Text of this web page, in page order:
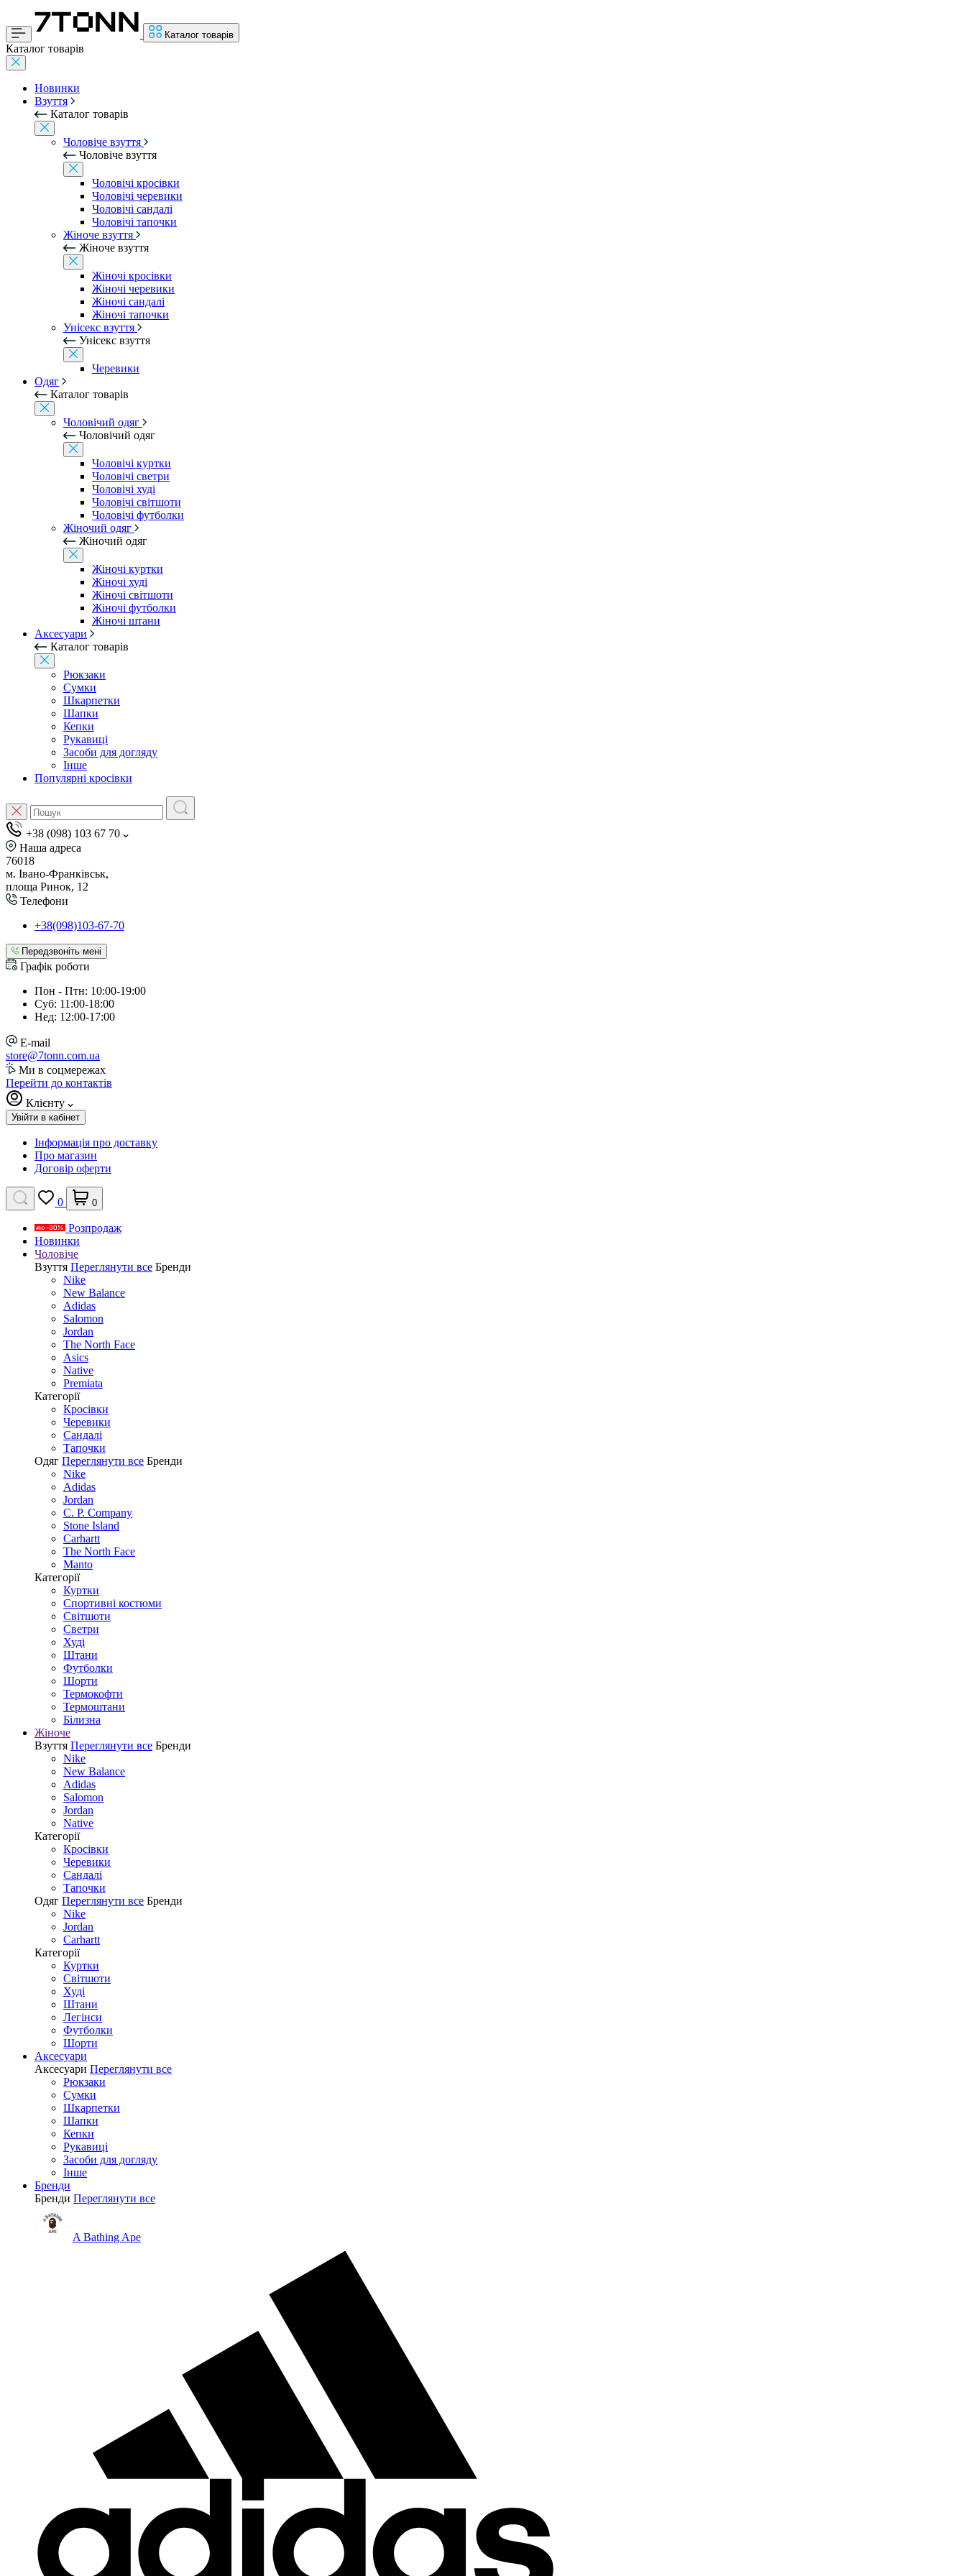
Каталог товарів
Каталог товарів
Новинки
Взуття
Каталог товарів
Чоловіче взуття
Чоловіче взуття
Чоловічі кросівки
Чоловічі черевики
Чоловічі сандалі
Чоловічі тапочки
Жіноче взуття
Жіноче взуття
Жіночі кросівки
Жіночі черевики
Жіночі сандалі
Жіночі тапочки
Унісекс взуття
Унісекс взуття
Черевики
Одяг
Каталог товарів
Чоловічий одяг
Чоловічий одяг
Чоловічі куртки
Чоловічі светри
Чоловічі худі
Чоловічі світшоти
Чоловічі футболки
Жіночий одяг
Жіночий одяг
Жіночі куртки
Жіночі худі
Жіночі світшоти
Жіночі футболки
Жіночі штани
Аксесуари
Каталог товарів
Рюкзаки
Сумки
Шкарпетки
Шапки
Кепки
Рукавиці
Засоби для догляду
Інше
Популярні кросівки
+38 (098) 103 67 70
Наша адреса
76018
м. Івано-Франківськ,
площа Ринок, 12
Телефони
+38(098)103-67-70
Передзвоніть мені
Графік роботи
Пон - Птн: 10:00-19:00
Суб: 11:00-18:00
Нед: 12:00-17:00
E-mail
store@7tonn.com.ua
Ми в соцмережах
Перейти до контактів
Клієнту
Увійти в кабінет
Інформація про доставку
Про магазин
Договір оферти
0 0
Розпродаж
Новинки
Чоловіче
Взуття Переглянути все Бренди
Nike
New Balance
Adidas
Salomon
Jordan
The North Face
Asics
Native
Premiata
Категорії
Кросівки
Черевики
Сандалі
Tапочки
Одяг Переглянути все Бренди
Nike
Adidas
Jordan
C. P. Company
Stone Island
Carhartt
The North Face
Manto
Категорії
Куртки
Спортивні костюми
Світшоти
Светри
Худі
Штани
Футболки
Шорти
Термокофти
Термоштани
Білизна
Жіноче
Взуття Переглянути все Бренди
Nike
New Balance
Adidas
Salomon
Jordan
Native
Категорії
Кросівки
Черевики
Сандалі
Tапочки
Одяг Переглянути все Бренди
Nike
Jordan
Carhartt
Категорії
Куртки
Світшоти
Худі
Штани
Легінси
Футболки
Шорти
Аксесуари
Аксесуари Переглянути все
Рюкзаки
Сумки
Шкарпетки
Шапки
Кепки
Рукавиці
Засоби для догляду
Інше
Бренди
Бренди Переглянути все
A Bathing Ape